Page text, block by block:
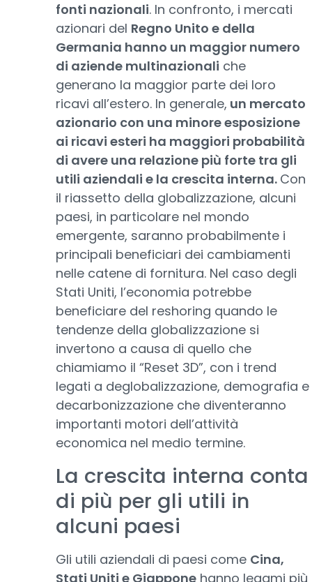
fonti nazionali. In confronto, i mercati
azionari del Regno Unito e della
Germania hanno un maggior numero
di aziende multinazionali che
generano la maggior parte dei loro
ricavi all’estero. In generale, un mercato
azionario con una minore esposizione
ai ricavi esteri ha maggiori probabilità
di avere una relazione più forte tra gli
utili aziendali e la crescita interna. Con
il riassetto della globalizzazione, alcuni
paesi, in particolare nel mondo
emergente, saranno probabilmente i
principali beneficiari dei cambiamenti
nelle catene di fornitura. Nel caso degli
Stati Uniti, l’economia potrebbe
beneficiare del reshoring quando le
tendenze della globalizzazione si
invertono a causa di quello che
chiamiamo il “Reset 3D”, con i trend
legati a deglobalizzazione, demografia e
decarbonizzazione che diventeranno
importanti motori dell’attività
economica nel medio termine.
La crescita interna conta
di più per gli utili in
alcuni paesi
Gli utili aziendali di paesi come Cina,
Stati Uniti e Giappone hanno legami più